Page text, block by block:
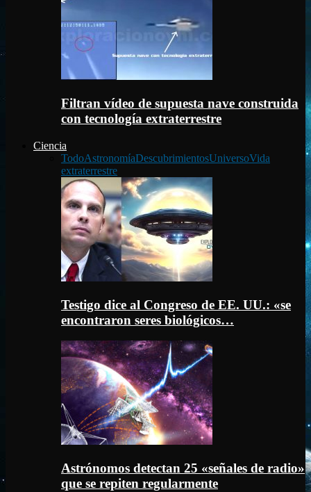
Filtran vídeo de supuesta nave construida
con tecnología extraterrestre
Ciencia
TodoAstronomíaDescubrimientosUniversoVida
extraterrestre
Testigo dice al Congreso de EE. UU.: «se
encontraron seres biológicos…
Astrónomos detectan 25 «señales de radio»
que se repiten regularmente